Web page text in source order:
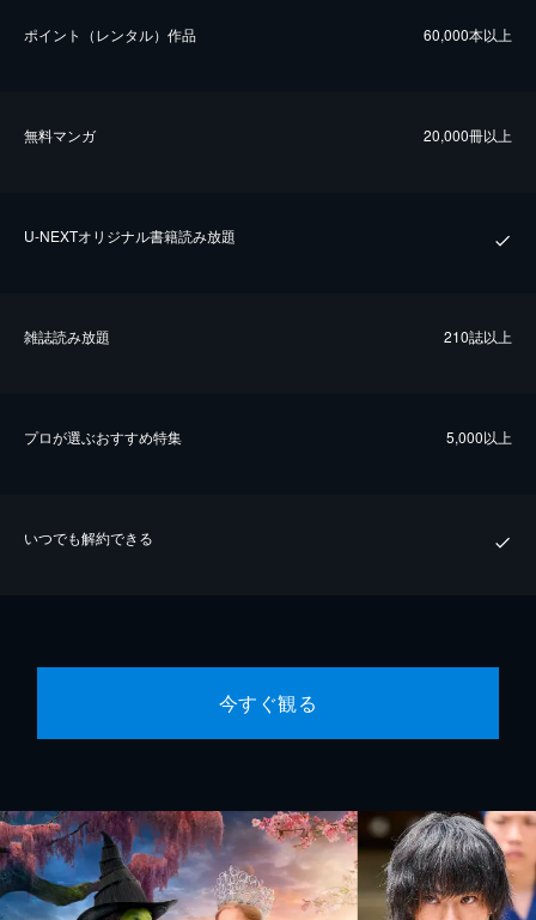
ポイント（レンタル）作品 60,000本以上
無料マンガ 20,000冊以上
U-NEXTオリジナル書籍読み放題
雑誌読み放題 210誌以上
プロが選ぶおすすめ特集 5,000以上
いつでも解約できる
今すぐ観る